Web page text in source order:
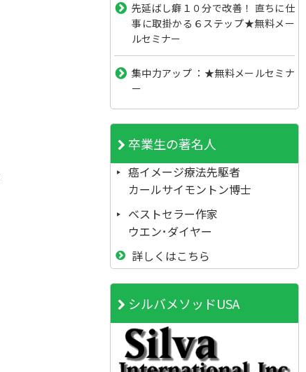
先延ばし癖１０分で改善！ 直ちに仕
事に取掛かる６ステップ★無料メー
ルセミナー
集中力アップ ：★無料メールセミナ
ー
卒業生の著名人
癌イメージ療法先駆者
カールサイモントン博士
ベストセラー作家
ウエン･ダイヤー
詳しくはこちら
シルバメソッドUSA